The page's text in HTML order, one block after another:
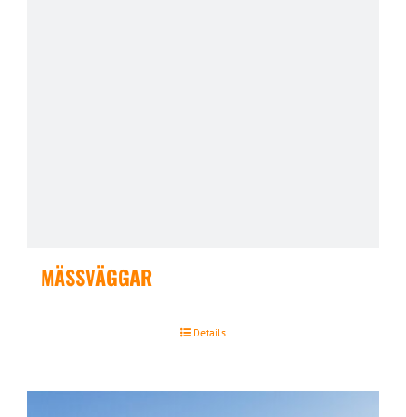
MÄSSVÄGGAR
Details